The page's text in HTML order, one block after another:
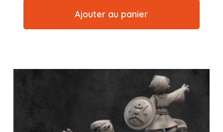
Ajouter au panier